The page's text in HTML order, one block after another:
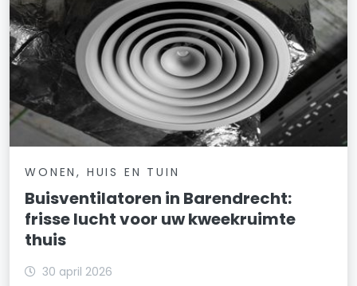
WONEN, HUIS EN TUIN
Buisventilatoren in Barendrecht:
frisse lucht voor uw kweekruimte
thuis
30 april 2026